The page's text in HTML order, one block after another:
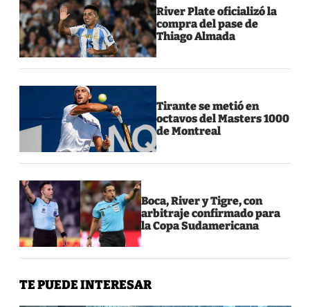
River Plate oficializó la
compra del pase de
Thiago Almada
Tirante se metió en
octavos del Masters 1000
de Montreal
Boca, River y Tigre, con
arbitraje confirmado para
la Copa Sudamericana
TE PUEDE INTERESAR